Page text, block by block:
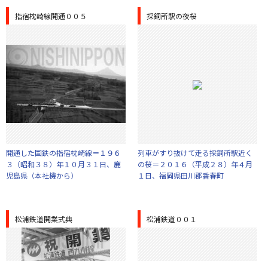
指宿枕崎線開通００５
開通した国鉄の指宿枕崎線＝１９６
３（昭和３８）年１０月３１日、鹿
児島県（本社機から）
採銅所駅の夜桜
列車がすり抜けて走る採銅所駅近く
の桜＝２０１６（平成２８）年４月
１日、福岡県田川郡香春町
松浦鉄道開業式典 松浦鉄道００１